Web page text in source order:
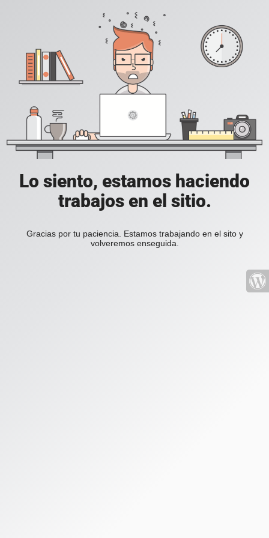
Lo siento, estamos haciendo
trabajos en el sitio.
Gracias por tu paciencia. Estamos trabajando en el sito y
volveremos enseguida.